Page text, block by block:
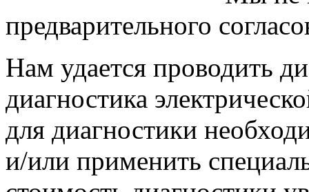
предварительного
Нам удается проводить
диагностика
для диагностики
и/или применить